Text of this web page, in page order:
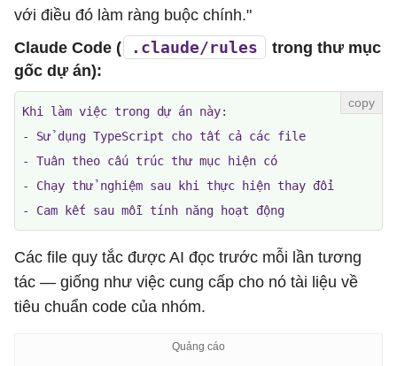
với điều đó làm ràng buộc chính."
Claude Code (
.claude/rules
trong thư mục
gốc dự án):
Khi làm việc trong dự án này:
- Sử dụng TypeScript cho tất cả các file
- Tuân theo cấu trúc thư mục hiện có
- Chạy thử nghiệm sau khi thực hiện thay đổi
- Cam kết sau mỗi tính năng hoạt động
Các file quy tắc được AI đọc trước mỗi lần tương
tác — giống như việc cung cấp cho nó tài liệu về
tiêu chuẩn code của nhóm.